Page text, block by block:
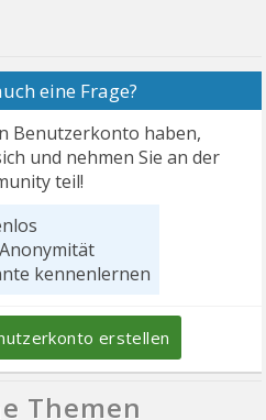
eine Frage?
Benutzerkonto haben,
und nehmen Sie an der
teil!
kennenlernen
erstellen
Themen